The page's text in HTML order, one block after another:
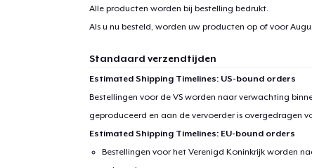
Alle producten worden bij bestelling bedrukt.
Als u nu besteld, worden uw producten op of voor
Standaard verzendtijden
Estimated Shipping Timelines: US-bound orders
Bestellingen voor de VS worden naar verwachting
geproduceerd en aan de vervoerder is overgedragen
Estimated Shipping Timelines: EU-bound orders
Bestellingen voor het Verenigd Koninkrijk worden